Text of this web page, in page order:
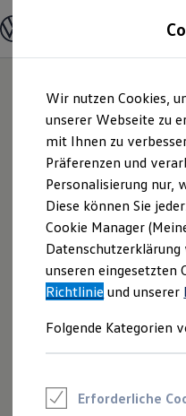
Hauptinhalt
springen
Footer
springen
Modelle und
Modelle
Elektroautos
ENERGY
Nutzfahrzeuge
SUV und CUV
Familienautos
Kombis
Kompaktwagen
Sportwagen
Schnell verfügbare
Angebote und Produkte
Aktuelle Angebote
E-Auto-Förderung
Volkswagen
Junge
Wir nutzen Cookies,
unserer Webseite zu
mit Ihnen zu
Präferenzen und
Personalisierung nur,
Diese können Sie
Cookie Manager
unseren eingesetzten
Richtlinie und unserer
Folgende Kategorien
Erforderliche